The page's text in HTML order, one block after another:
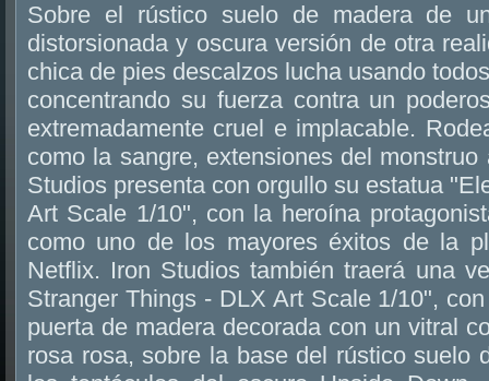
Sobre el rústico suelo de madera de
distorsionada y oscura versión de otra
chica de pies descalzos lucha usando
concentrando su fuerza contra un
extremadamente cruel e implacable.
como la sangre, extensiones del
Studios presenta con orgullo su estatua
Art Scale 1/10", con la heroína
como uno de los mayores éxitos de la
Netflix. Iron Studios también traerá una
Stranger Things - DLX Art Scale 1/10",
puerta de madera decorada con un vitral
rosa rosa, sobre la base del rústico suelo